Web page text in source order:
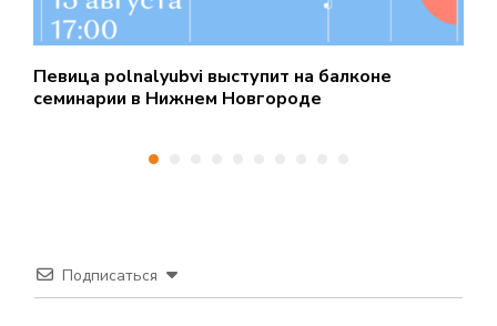
Певица polnalyubvi выступит на балконе
семинарии в Нижнем Новгороде
Подписаться